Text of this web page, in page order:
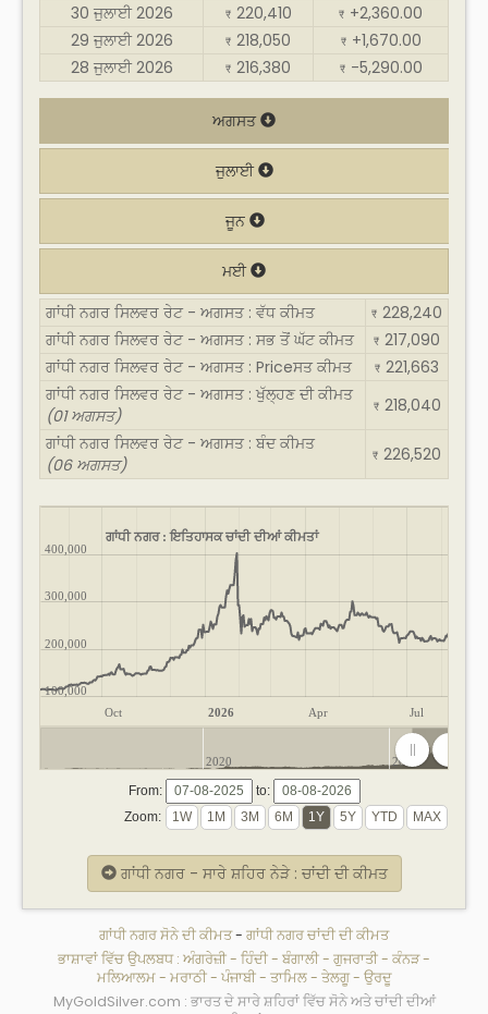
30 ਜੁਲਾਈ 2026
₹ 220,410 ₹ +2,360.00
29 ਜੁਲਾਈ 2026
₹ 218,050 ₹ +1,670.00
28 ਜੁਲਾਈ 2026
₹ 216,380 ₹ -5,290.00
ਅਗਸਤ
ਜੁਲਾਈ
ਜੂਨ
ਮਈ
ਗਾਂਧੀ ਨਗਰ ਸਿਲਵਰ ਰੇਟ - ਅਗਸਤ : ਵੱਧ ਕੀਮਤ
₹ 228,240
ਗਾਂਧੀ ਨਗਰ ਸਿਲਵਰ ਰੇਟ - ਅਗਸਤ : ਸਭ ਤੋਂ ਘੱਟ ਕੀਮਤ
₹ 217,090
ਗਾਂਧੀ ਨਗਰ ਸਿਲਵਰ ਰੇਟ - ਅਗਸਤ : Priceਸਤ ਕੀਮਤ
₹ 221,663
ਗਾਂਧੀ ਨਗਰ ਸਿਲਵਰ ਰੇਟ - ਅਗਸਤ : ਖੁੱਲ੍ਹਣ ਦੀ ਕੀਮਤ
(01 ਅਗਸਤ)
₹ 218,040
ਗਾਂਧੀ ਨਗਰ ਸਿਲਵਰ ਰੇਟ - ਅਗਸਤ : ਬੰਦ ਕੀਮਤ
(06 ਅਗਸਤ)
₹ 226,520
ਗਾਂਧੀ ਨਗਰ : ਇਤਿਹਾਸਕ ਚਾਂਦੀ ਦੀਆਂ ਕੀਮਤਾਂ
Oct 2026 Apr Jul
100,000
200,000
300,000
400,000
2020 2025
From:
to:
Zoom:
ਗਾਂਧੀ ਨਗਰ - ਸਾਰੇ ਸ਼ਹਿਰ ਨੇੜੇ : ਚਾਂਦੀ ਦੀ ਕੀਮਤ
ਗਾਂਧੀ ਨਗਰ ਸੋਨੇ ਦੀ ਕੀਮਤ- ਗਾਂਧੀ ਨਗਰ ਚਾਂਦੀ ਦੀ ਕੀਮਤ
ਭਾਸ਼ਾਵਾਂ ਵਿੱਚ ਉਪਲਬਧ : ਅੰਗਰੇਜ਼ੀ- ਹਿੰਦੀ- ਬੰਗਾਲੀ- ਗੁਜਰਾਤੀ- ਕੰਨੜ-
ਮਲਿਆਲਮ- ਮਰਾਠੀ- ਪੰਜਾਬੀ- ਤਾਮਿਲ- ਤੇਲਗੂ- ਉਰਦੂ
MyGoldSilver.com : ਭਾਰਤ ਦੇ ਸਾਰੇ ਸ਼ਹਿਰਾਂ ਵਿੱਚ ਸੋਨੇ ਅਤੇ ਚਾਂਦੀ ਦੀਆਂ